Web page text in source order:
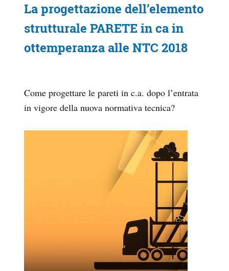
La progettazione dell’elemento
strutturale PARETE in ca in
ottemperanza alle NTC 2018
Come progettare le pareti in c.a. dopo l’entrata
in vigore della nuova normativa tecnica?